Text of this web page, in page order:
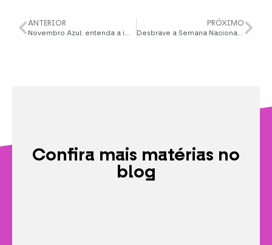
ANTERIOR PRÓXIMO
Confira mais matérias no
blog